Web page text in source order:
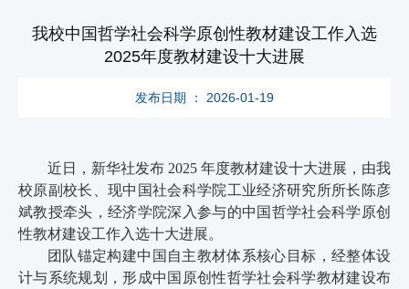
我校中国哲学社会科学原创性教材建设工作入选
2025年度教材建设十大进展
发布日期 ： 2026-01-19
近日，新华社发布 2025 年度教材建设十大进展，由我
校原副校长、现中国社会科学院工业经济研究所所长陈彦
斌教授牵头，经济学院深入参与的中国哲学社会科学原创
性教材建设工作入选十大进展。
团队锚定构建中国自主教材体系核心目标，经整体设
计与系统规划，形成中国原创性哲学社会科学教材建设布